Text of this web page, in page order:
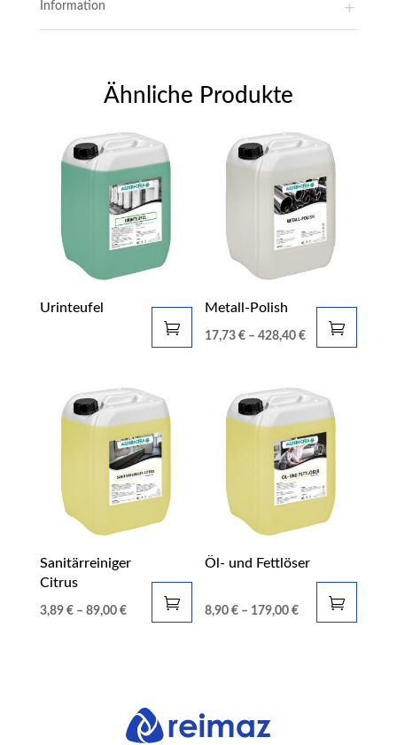
Information
Ähnliche Produkte
Urinteufel Metall-Polish
17,73€ –428,40€
Sanitärreiniger
Citrus
3,89 €– 89,00 €
Öl- und Fettlöser
8,90€ – 179,00€